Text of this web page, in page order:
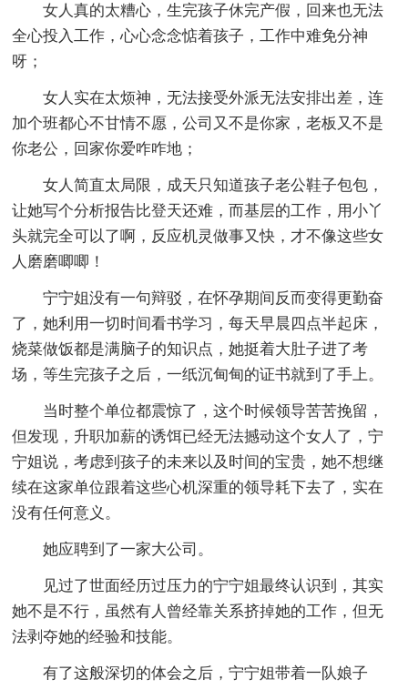
女人真的太糟心，生完孩子休完产假，回来也无法
全心投入工作，心心念念惦着孩子，工作中难免分神
呀；
女人实在太烦神，无法接受外派无法安排出差，连
加个班都心不甘情不愿，公司又不是你家，老板又不是
你老公，回家你爱咋咋地；
女人简直太局限，成天只知道孩子老公鞋子包包，
让她写个分析报告比登天还难，而基层的工作，用小丫
头就完全可以了啊，反应机灵做事又快，才不像这些女
人磨磨唧唧！
宁宁姐没有一句辩驳，在怀孕期间反而变得更勤奋
了，她利用一切时间看书学习，每天早晨四点半起床，
烧菜做饭都是满脑子的知识点，她挺着大肚子进了考
场，等生完孩子之后，一纸沉甸甸的证书就到了手上。
当时整个单位都震惊了，这个时候领导苦苦挽留，
但发现，升职加薪的诱饵已经无法撼动这个女人了，宁
宁姐说，考虑到孩子的未来以及时间的宝贵，她不想继
续在这家单位跟着这些心机深重的领导耗下去了，实在
没有任何意义。
她应聘到了一家大公司。
见过了世面经历过压力的宁宁姐最终认识到，其实
她不是不行，虽然有人曾经靠关系挤掉她的工作，但无
法剥夺她的经验和技能。
有了这般深切的体会之后，宁宁姐带着一队娘子